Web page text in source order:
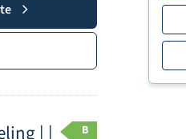
| |
B